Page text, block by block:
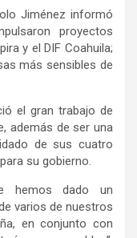
Jiménez informó
proyectos
y el DIF Coahuila;
más sensibles de
el gran trabajo de
además de ser una
de sus cuatro
su gobierno.
hemos dado un
varios de nuestros
en conjunto con